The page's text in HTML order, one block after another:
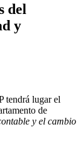
del
y
tendrá lugar el
de
y el cambio